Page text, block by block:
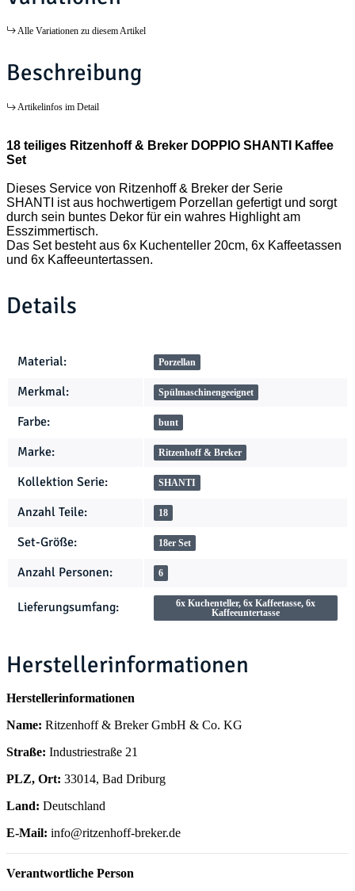
Alle Variationen zu diesem Artikel
Beschreibung
Artikelinfos im Detail
18 teiliges Ritzenhoff & Breker DOPPIO SHANTI Kaffee
Set
Dieses Service von Ritzenhoff & Breker der Serie
SHANTI ist aus hochwertigem Porzellan gefertigt und sorgt
durch sein buntes Dekor für ein wahres Highlight am
Esszimmertisch.
Das Set besteht aus 6x Kuchenteller 20cm, 6x Kaffeetassen
und 6x Kaffeeuntertassen.
Details
Produkteigenschaft
Wert
Material: Porzellan
Merkmal: Spülmaschinengeeignet
Farbe: bunt
Marke: Ritzenhoff & Breker
Kollektion Serie: SHANTI
Anzahl Teile: 18
Set-Größe: 18er Set
Anzahl Personen: 6
Lieferungsumfang:
6x Kuchenteller, 6x Kaffeetasse, 6x
Kaffeeuntertasse
Herstellerinformationen
Herstellerinformationen
Name: Ritzenhoff & Breker GmbH & Co. KG
Straße: Industriestraße 21
PLZ, Ort: 33014, Bad Driburg
Land: Deutschland
E-Mail: info@ritzenhoff-breker.de
Verantwortliche Person